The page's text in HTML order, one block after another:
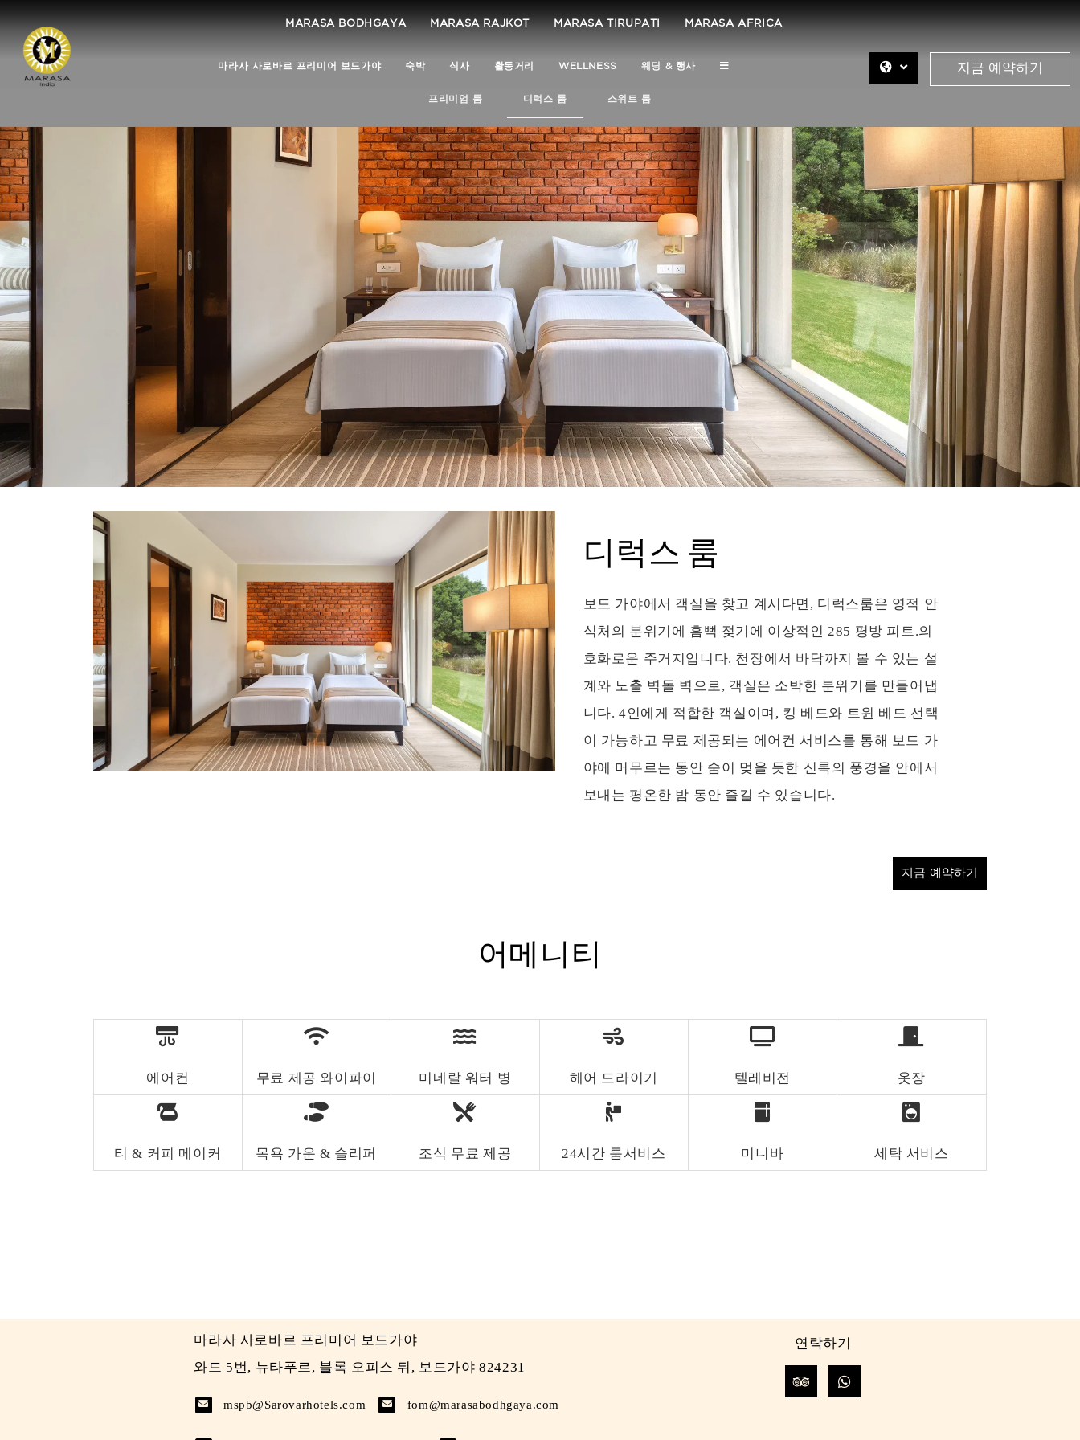
MARASA BODHGAYA MARASA RAJKOT MARASA TIRUPATI MARASA AFRICA
마라사 사로바르 프리미어 보드가야 숙박 식사 활동거리 WELLNESS 웨딩 & 행사 지금 예약하기
프리미엄 룸 디럭스 룸 스위트 룸
디럭스 룸
보드 가야에서 객실을 찾고 계시다면, 디럭스룸은 영적 안
식처의 분위기에 흠뻑 젖기에 이상적인 285 평방 피트.의
호화로운 주거지입니다. 천장에서 바닥까지 볼 수 있는 설
계와 노출 벽돌 벽으로, 객실은 소박한 분위기를 만들어냅
니다. 4인에게 적합한 객실이며, 킹 베드와 트윈 베드 선택
이 가능하고 무료 제공되는 에어컨 서비스를 통해 보드 가
야에 머무르는 동안 숨이 멎을 듯한 신록의 풍경을 안에서
보내는 평온한 밤 동안 즐길 수 있습니다.
어메니티
에어컨 무료 제공 와이파이 미네랄 워터 병 헤어 드라이기 텔레비전 옷장
티 & 커피 메이커 목욕 가운 & 슬리퍼 조식 무료 제공 24시간 룸서비스 미니바 세탁 서비스
마라사 사로바르 프리미어 보드가야
와드 5번, 뉴타푸르, 블록 오피스 뒤, 보드가야 824231
mspb@Sarovarhotels.com fom@marasabodhgaya.com
연락하기